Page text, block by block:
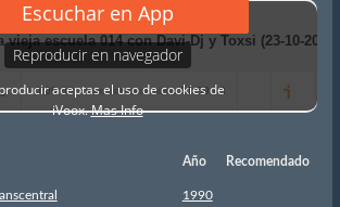
Año Recomendado
1990